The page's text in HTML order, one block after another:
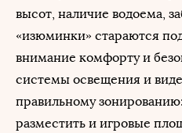
высот, наличие водоема,
«изюминки» стараются
внимание комфорту и
системы освещения и
правильному
разместить и игровые